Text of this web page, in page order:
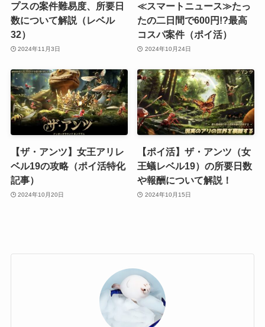
プスの案件難易度、所要日
数について解説（レベル
32）
2024年11月3日
≪スマートニュース≫たっ
たの二日間で600円!?最高
コスパ案件（ポイ活）
2024年10月24日
【ザ・アンツ】女王アリレ
ベル19の攻略（ポイ活特化
記事）
2024年10月20日
【ポイ活】ザ・アンツ（女
王蟻レベル19）の所要日数
や報酬について解説！
2024年10月15日